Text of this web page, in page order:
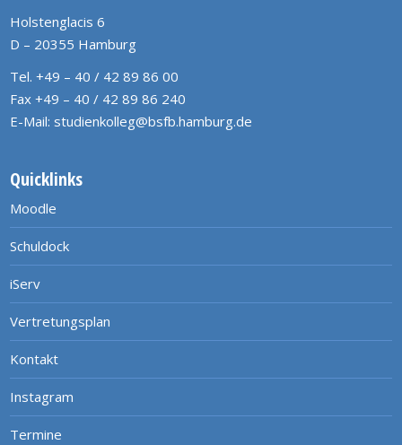
Holstenglacis 6
D – 20355 Hamburg
Tel. +49 – 40 / 42 89 86 00
Fax +49 – 40 / 42 89 86 240
E-Mail: studienkolleg@bsfb.hamburg.de
Quicklinks
Moodle
Schuldock
iServ
Vertretungsplan
Kontakt
Instagram
Termine